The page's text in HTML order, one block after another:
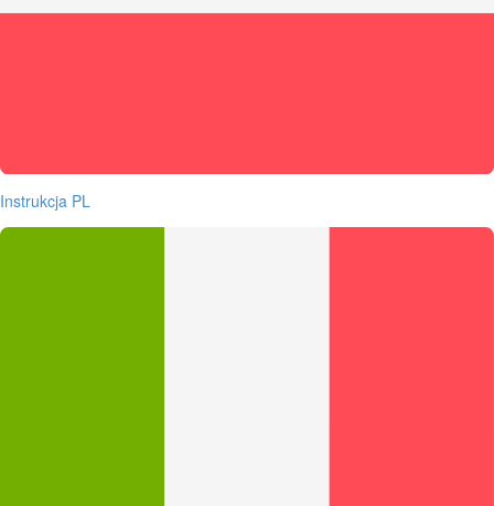
Instrukcja PL